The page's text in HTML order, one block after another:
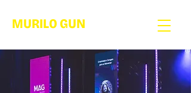
MURILO GUN